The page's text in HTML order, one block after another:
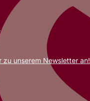
zu unserem Newsletter an!